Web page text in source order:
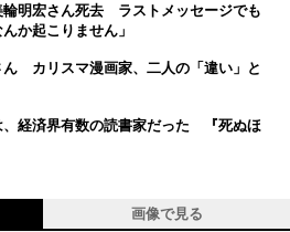
輪明宏さん死去 ラストメッセージでも
か起こりません」
カリスマ漫画家、二人の「違い」と
、経済界有数の読書家だった 『死ぬほ
画像で見る